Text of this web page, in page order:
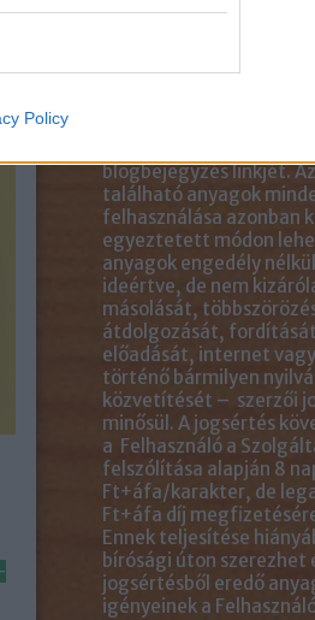
Policy
Az anyagok linkkel
természetesen
blogcikkben lévő
is másolhatod
közvetlenül mellé-
blogbejegyzés linkjét.
található anyagok
felhasználása azonban
egyeztetett módon
anyagok engedély
ideértve, de nem
másolását,
átdolgozását,
előadását, internet
történő bármilyen
közvetítését – szerzői
minősül. A jogsértés
a Felhasználó a
felszólítása alapján 8
Ft+áfa/karakter, de
Ft+áfa díj
Ennek teljesítése
bírósági úton szerezhet
jogsértésből eredő
igényeinek a